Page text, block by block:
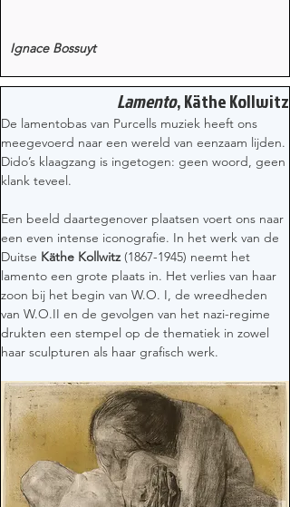
Ignace Bossuyt
Lamento, Käthe Kollwitz
De lamentobas van Purcells muziek heeft ons
meegevoerd naar een wereld van eenzaam lijden.
Dido’s klaagzang is ingetogen: geen woord, geen
klank teveel.
Een beeld daartegenover plaatsen voert ons naar
een even intense iconografie. In het werk van de
Duitse Käthe Kollwitz (1867-1945) neemt het
lamento een grote plaats in. Het verlies van haar
zoon bij het begin van W.O. I, de wreedheden
van W.O.II en de gevolgen van het nazi-regime
drukten een stempel op de thematiek in zowel
haar sculpturen als haar grafisch werk.